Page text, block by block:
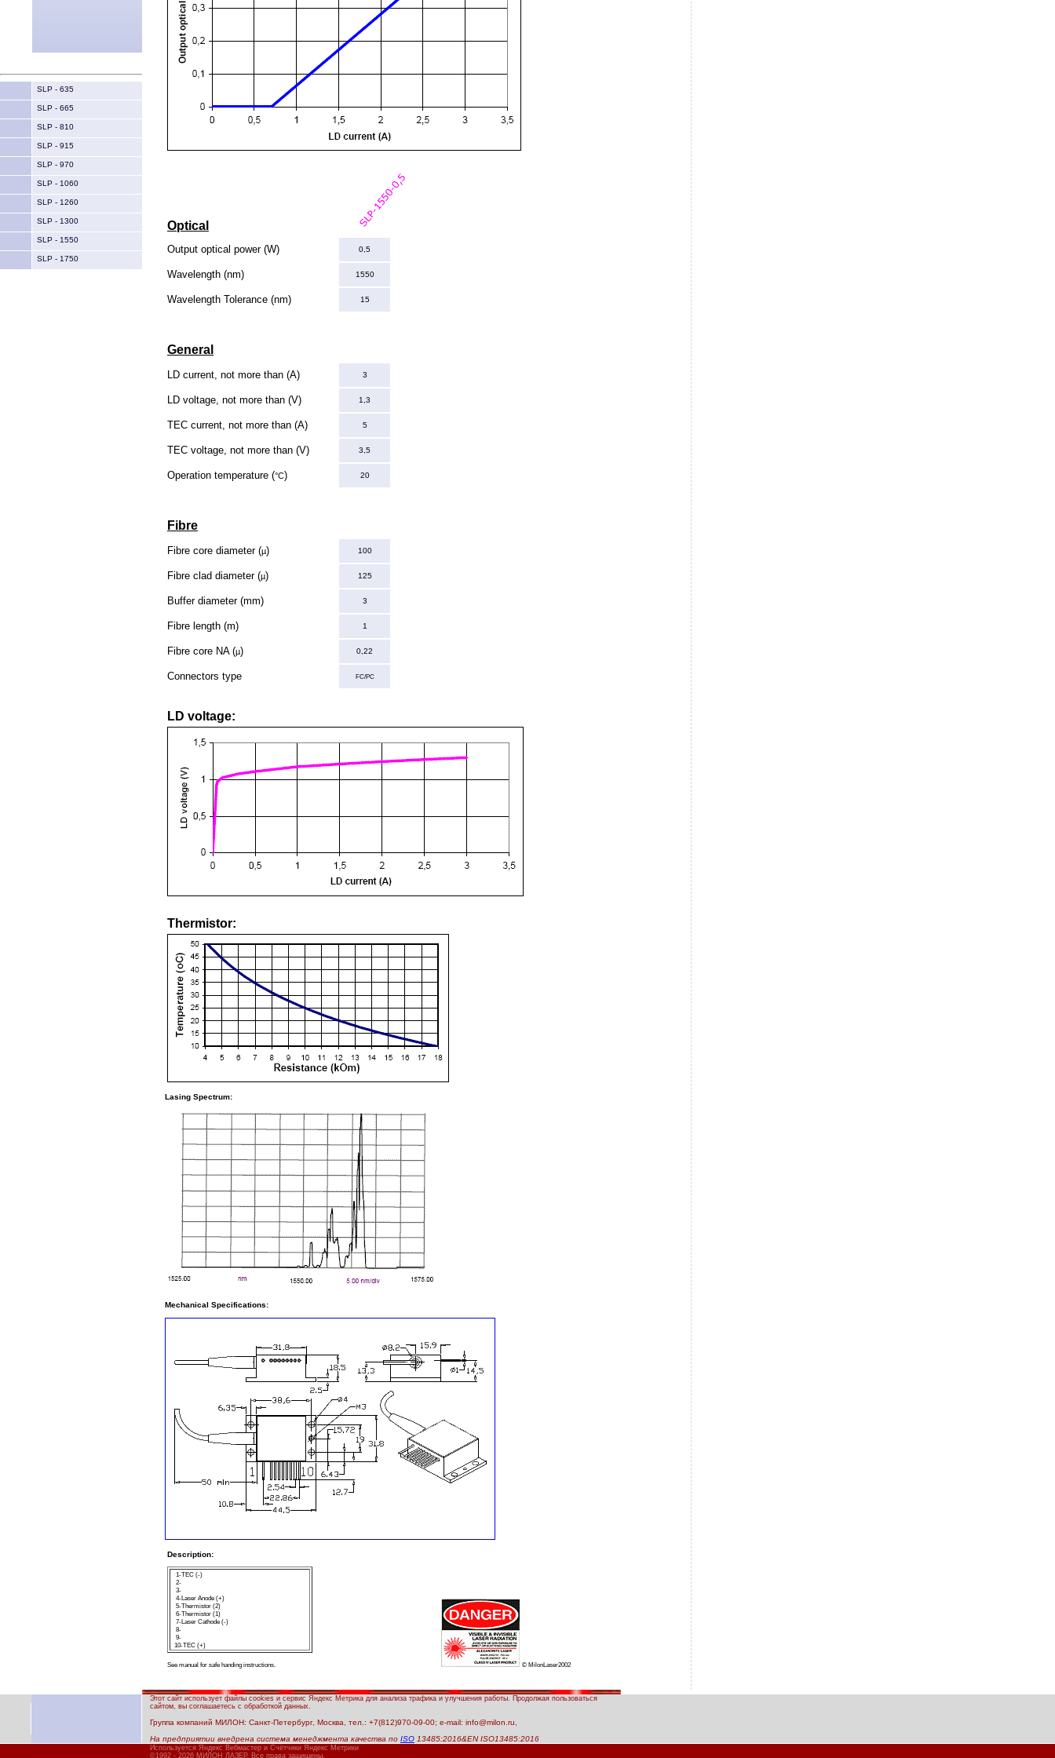
SLP - 635
SLP - 665
SLP - 810
SLP - 915
SLP - 970
SLP - 1060
SLP - 1260
SLP - 1300
SLP - 1550
SLP - 1750
Optical
Output optical power (W) 0,5
Wavelength (nm) 1550
Wavelength Tolerance (nm) 15
General
LD current, not more than (A) 3
LD voltage, not more than (V) 1,3
TEC current, not more than (A) 5
TEC voltage, not more than (V) 3,5
Operation temperature (°C) 20
Fibre
Fibre core diameter (µ) 100
Fibre clad diameter (µ) 125
Buffer diameter (mm) 3
Fibre length (m) 1
Fibre core NA (µ) 0,22
Connectors type FC/PC
LD voltage:
Thermistor:
Lasing Spectrum:
Mechanical Specifications:
Description:
1-TEC (-)
2-
3-
4-Laser Anode (+)
5-Thermistor (2)
6-Thermistor (1)
7-Laser Cathode (-)
8-
9-
10-TEC (+)
See manual for safe handing instructions. © MilonLaser2002
Этот сайт использует файлы cookies и сервис Яндекс Метрика для анализа трафика и улучшения работы. Продолжая пользоваться
сайтом, вы соглашаетесь с обработкой данных.
Группа компаний МИЛОН: Санкт-Петербург, Москва, тел.: +7(812)970-09-00; e-mail: info@milon.ru,
На предприятии внедрена система менеджмента качества по ISO 13485:2016&EN ISO13485:2016
Используется Яндекс Вебмастер и Счётчики Яндекс Метрики
©1992 - 2026 МИЛОН ЛАЗЕР. Все права защищены.